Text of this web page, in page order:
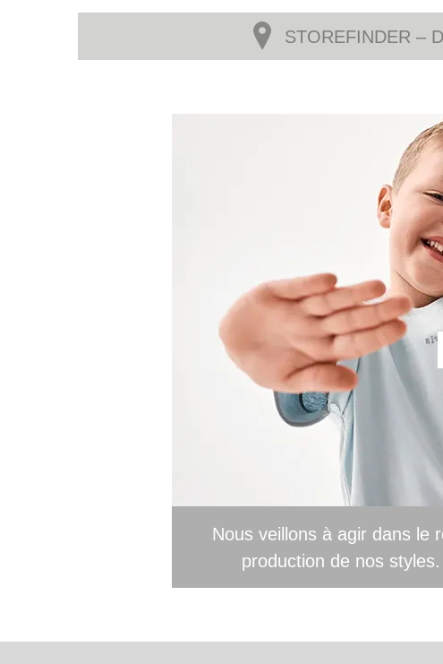
STOREFINDER –
Nous veillons à agir dans le
production de nos